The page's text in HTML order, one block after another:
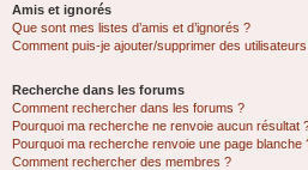
Amis et ignorés
Que sont mes listes d’amis et d’ignorés ?
Comment puis-je ajouter/supprimer des utilisateurs
Recherche dans les forums
Comment rechercher dans les forums ?
Pourquoi ma recherche ne renvoie aucun résultat
Pourquoi ma recherche renvoie une page blanche
Comment rechercher des membres ?